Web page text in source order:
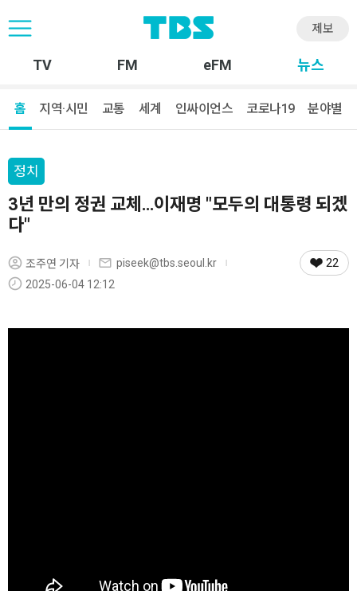
제보
TV FM eFM 뉴스
홈 지역·시민 교통 세계 인싸이언스 코로나19 분야별
정치
3년 만의 정권 교체…이재명 "모두의 대통령 되겠
다"
조주연 기자
piseek@tbs.seoul.kr
2025-06-04 12:12
22